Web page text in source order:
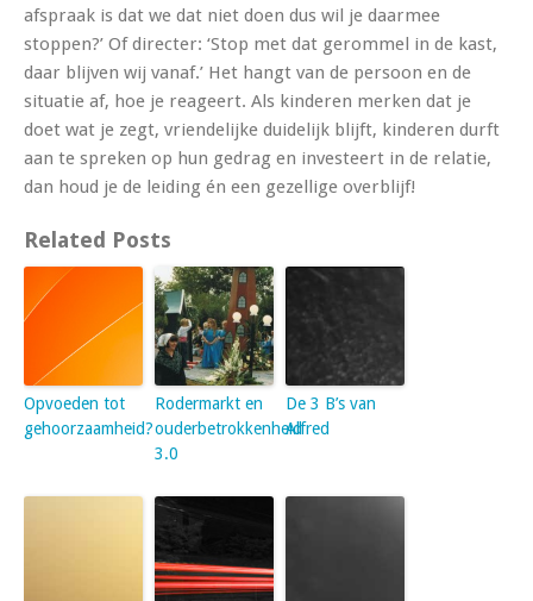
afspraak is dat we dat niet doen dus wil je daarmee
stoppen?’ Of directer: ‘Stop met dat gerommel in de kast,
daar blijven wij vanaf.’ Het hangt van de persoon en de
situatie af, hoe je reageert. Als kinderen merken dat je
doet wat je zegt, vriendelijke duidelijk blijft, kinderen durft
aan te spreken op hun gedrag en investeert in de relatie,
dan houd je de leiding én een gezellige overblijf!
Related Posts
Opvoeden tot
gehoorzaamheid?
Rodermarkt en
ouderbetrokkenheid
3.0
De 3 B’s van
Alfred